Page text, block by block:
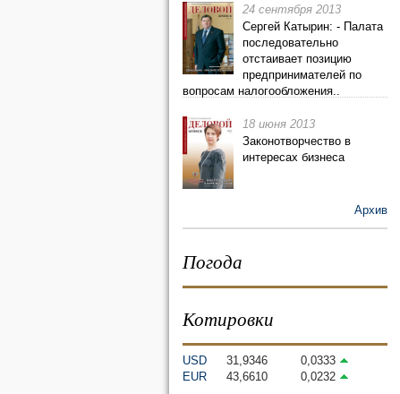
24 сентября 2013
Сергей Катырин: - Палата
последовательно
отстаивает позицию
предпринимателей по
вопросам налогообложения..
18 июня 2013
Законотворчество в
интересах бизнеса
Архив
Погода
Котировки
USD 31,9346
0,0333
EUR
43,6610 0,0232